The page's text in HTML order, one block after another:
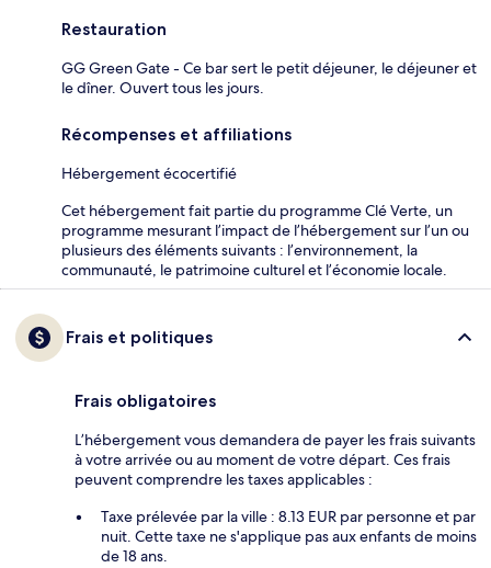
Restauration
GG Green Gate - Ce bar sert le petit déjeuner, le déjeuner et
le dîner. Ouvert tous les jours.
Récompenses et affiliations
Hébergement écocertifié
Cet hébergement fait partie du programme Clé Verte, un
programme mesurant l’impact de l’hébergement sur l’un ou
plusieurs des éléments suivants : l’environnement, la
communauté, le patrimoine culturel et l’économie locale.
Frais et politiques
Frais obligatoires
L’hébergement vous demandera de payer les frais suivants
à votre arrivée ou au moment de votre départ. Ces frais
peuvent comprendre les taxes applicables :
Taxe prélevée par la ville : 8.13 EUR par personne et par
nuit. Cette taxe ne s'applique pas aux enfants de moins
de 18 ans.